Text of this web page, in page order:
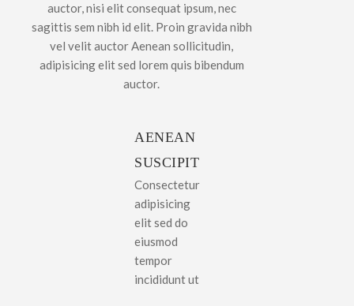
auctor, nisi elit consequat ipsum, nec
sagittis sem nibh id elit. Proin gravida nibh
vel velit auctor Aenean sollicitudin,
adipisicing elit sed lorem quis bibendum
auctor.
AENEAN
SUSCIPIT
Consectetur
adipisicing
elit sed do
eiusmod
tempor
incididunt ut